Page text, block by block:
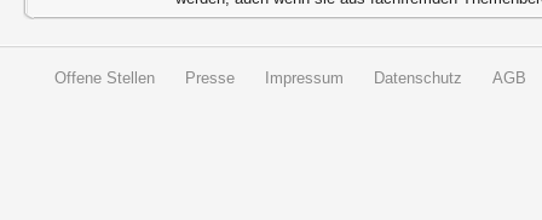
Offene Stellen Presse Impressum Datenschutz AGB